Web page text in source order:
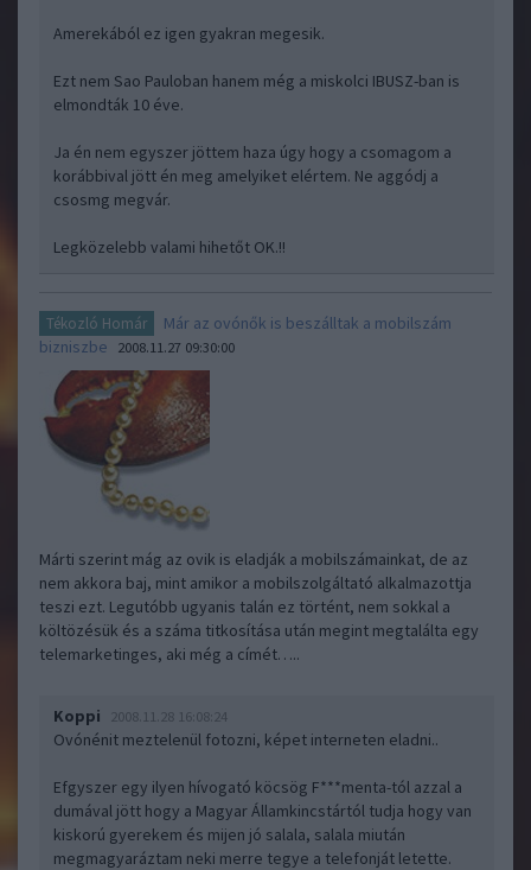
Amerekából ez igen gyakran megesik.
Ezt nem Sao Pauloban hanem még a miskolci IBUSZ-ban is
elmondták 10 éve.
Ja én nem egyszer jöttem haza úgy hogy a csomagom a
korábbival jött én meg amelyiket elértem. Ne aggódj a
csosmg megvár.
Legközelebb valami hihetőt OK.!!
Tékozló Homár
Már az ovónők is beszálltak a mobilszám
bizniszbe
2008.11.27 09:30:00
Márti szerint mág az ovik is eladják a mobilszámainkat, de az
nem akkora baj, mint amikor a mobilszolgáltató alkalmazottja
teszi ezt. Legutóbb ugyanis talán ez történt, nem sokkal a
költözésük és a száma titkosítása után megint megtalálta egy
telemarketinges, aki még a címét…..
Koppi 2008.11.28 16:08:24
Ovónénit meztelenül fotozni, képet interneten eladni..
Efgyszer egy ilyen hívogató köcsög F***menta-tól azzal a
dumával jött hogy a Magyar Államkincstártól tudja hogy van
kiskorú gyerekem és mijen jó salala, salala miután
megmagyaráztam neki merre tegye a telefonját letette.